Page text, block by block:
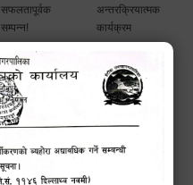
सफलतापूर्वक
सम्पन्न!
अन्तरक्रियात्मक
कार्यक्रम